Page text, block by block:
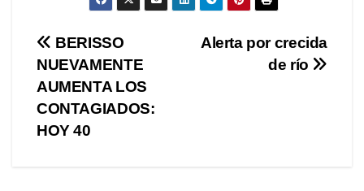
Navegación
de
entradas
Alerta por crecida
de río
BERISSO
NUEVAMENTE
AUMENTA LOS
CONTAGIADOS:
HOY 40